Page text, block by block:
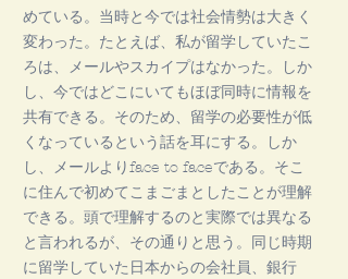
めている。当時と今では社会情勢は大きく
変わった。たとえば、私が留学していたこ
ろは、メールやスカイプはなかった。しか
し、今ではどこにいてもほぼ同時に情報を
共有できる。そのため、留学の必要性が低
くなっているという話を耳にする。しか
し、メールよりface to faceである。そこ
に住んで初めてこまごまとしたことが理解
できる。頭で理解するのと実際では異なる
と言われるが、その通りと思う。同じ時期
に留学していた日本からの会社員、銀行